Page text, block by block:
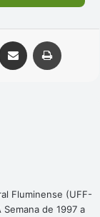
Compartilhar via e-mail
Fluminense (UFF-
de 1997 a